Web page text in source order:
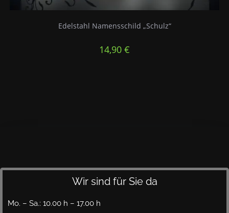
Edelstahl Namensschild „Schulz“
14,90 €
Wir sind für Sie da
Mo. – Sa.: 10.00 h – 17.00 h